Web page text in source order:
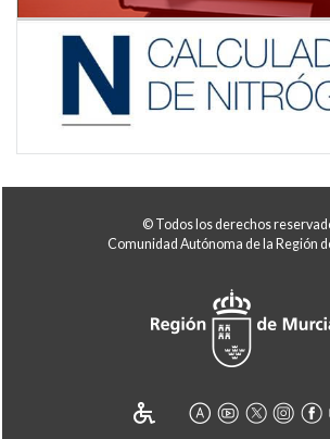
© Todos los derechos
Comunidad Autónoma de la Región